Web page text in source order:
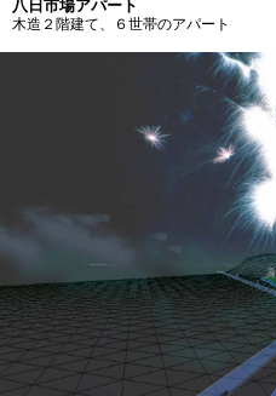
八日市場アパート
木造２階建て、６世帯のアパート